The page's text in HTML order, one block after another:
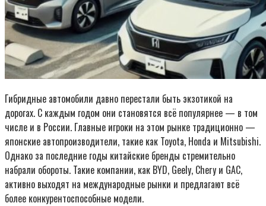
Гибридные автомобили давно перестали быть экзотикой на
дорогах. С каждым годом они становятся всё популярнее — в том
числе и в России. Главные игроки на этом рынке традиционно —
японские автопроизводители, такие как Toyota, Honda и Mitsubishi.
Однако за последние годы китайские бренды стремительно
набрали обороты. Такие компании, как BYD, Geely, Chery и GAC,
активно выходят на международные рынки и предлагают всё
более конкурентоспособные модели.